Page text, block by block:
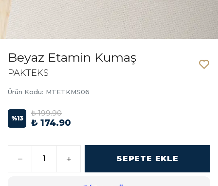
Beyaz Etamin Kumaş
PAKTEKS
Ürün Kodu: MTETKMS06
%13
₺ 199.90
₺ 174.90
SEPETE EKLE